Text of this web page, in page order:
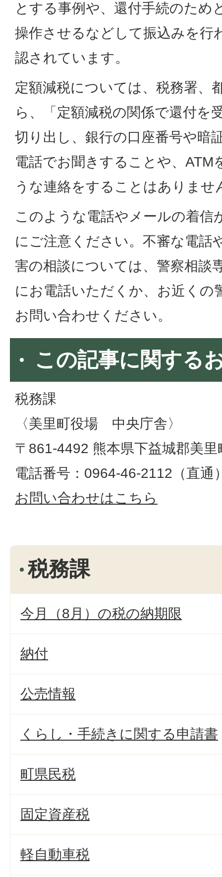
とする事例や、還付手続のため
操作させるなどして振込みを行
認されています。
定額減税については、税務署、
ら、「定額減税の関係で還付を
切り出し、銀行の口座番号や暗
電話でお聞きすることや、ATM
うな連絡をすることはありませ
このような電話やメールの着信
にご注意ください。不審な電話
害の相談については、警察相談
にお電話いただくか、お近くの
お問い合わせください。
この記事に関する
税務課
〈美里町役場 中央庁舎〉
〒861-4492 熊本県下益城郡美
電話番号：0964-46-2112（直通
お問い合わせはこちら
税務課
今月（8月）の税の納期限
納付
公売情報
くらし・手続きに関する申請書
町県民税
固定資産税
軽自動車税